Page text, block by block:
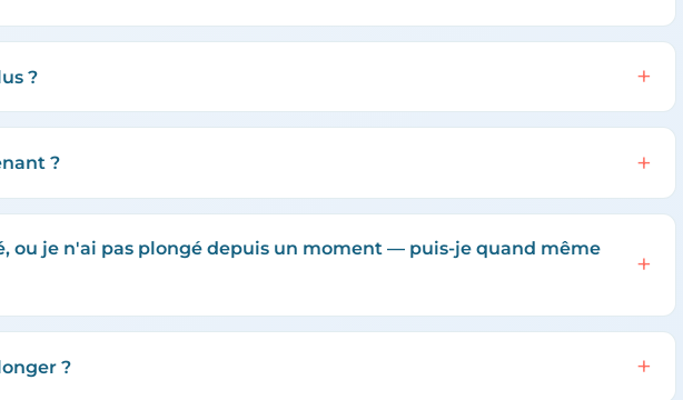
ou je n'ai pas plongé depuis un moment — puis-je quand même